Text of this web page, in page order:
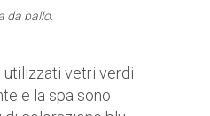
da ballo.
utilizzati vetri verdi
e la spa sono